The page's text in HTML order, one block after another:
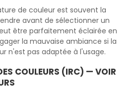
de couleur est souvent la
avant de sélectionner un
être parfaitement éclairée en
la mauvaise ambiance si la
n'est pas adaptée à l'usage.
COULEURS (IRC) — VOIR